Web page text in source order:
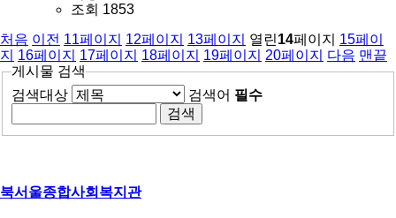
조회 1853
처음 이전 11페이지 12페이지 13페이지 열린14페이지 15페이
지
16페이지 17페이지 18페이지 19페이지 20페이지 다음 맨끝
게시물 검색
검색대상
검색어 필수
북서울종합사회복지관